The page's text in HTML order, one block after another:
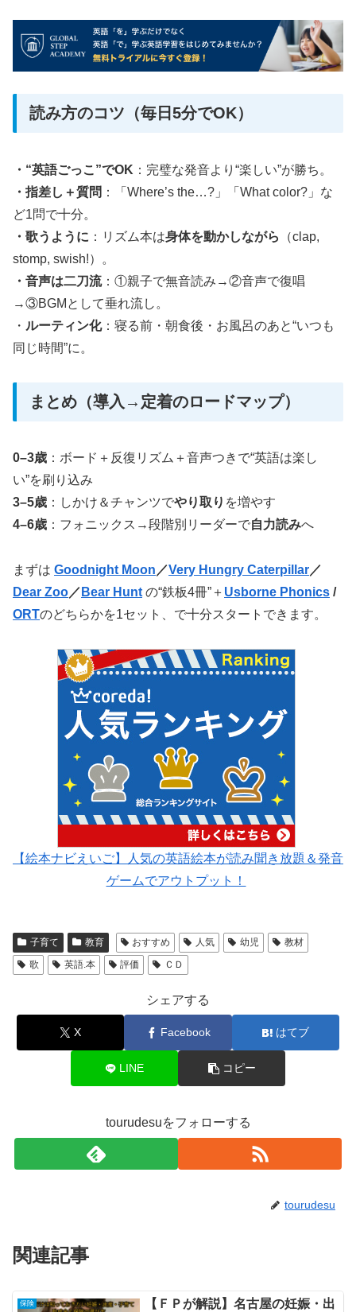
読み方のコツ（毎日5分でOK）
・“英語ごっこ”でOK ：完璧な発音より“楽しい”が勝ち。
・指差し＋質問 ：「Where’s the…?」「What color?」な
ど1問で十分。
・歌うように ：リズム本は身体を動かしながら
（clap,
stomp, swish!）。
・音声は二刀流：①親子で無音読み→②音声で復唱
→③BGMとして垂れ流し。
・ ルーティン化：寝る前・朝食後・お風呂のあと“いつも
同じ時間”に。
まとめ（導入→定着のロードマップ）
0–3歳 ：ボード＋反復リズム＋音声つきで“英語は楽し
い”を刷り込み
3–5歳 ：しかけ＆チャンツでやり取り を増やす
4–6歳 ：フォニックス→段階別リーダーで自力読みへ
まずは Goodnight Moon ／Very Hungry Caterpillar／
Dear Zoo／ Bear Hunt の“鉄板4冊”＋ Usborne Phonics /
ORTのどちらかを1セット、で十分スタートできます。
【絵本ナビえいご】人気の英語絵本が読み聞き放題＆発音
ゲームでアウトプット！
子育て 教育 おすすめ 人気 幼児
教材
歌
英語.本 評価 ＣＤ
シェアする
X Facebook はてブ
LINE コピー
tourudesuをフォローする
tourudesu
関連記事
保険
【ＦＰが解説】名古屋の妊娠・出